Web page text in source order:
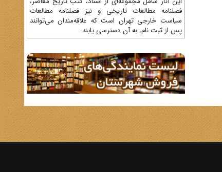
فصلنامه‌ مطالعات تاریخی و نیز فصلنامه مطالعات
سیاست خارجی تهران است که علاقه‌مندان می‌توانند
پس از ثبت نام، به آن دسترسی یابند.